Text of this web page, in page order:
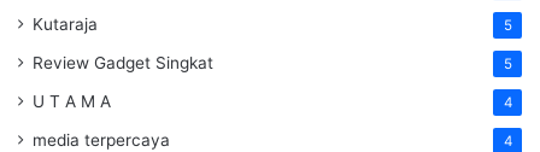
Kutaraja 5
Review Gadget Singkat 5
U T A M A 4
media terpercaya 4